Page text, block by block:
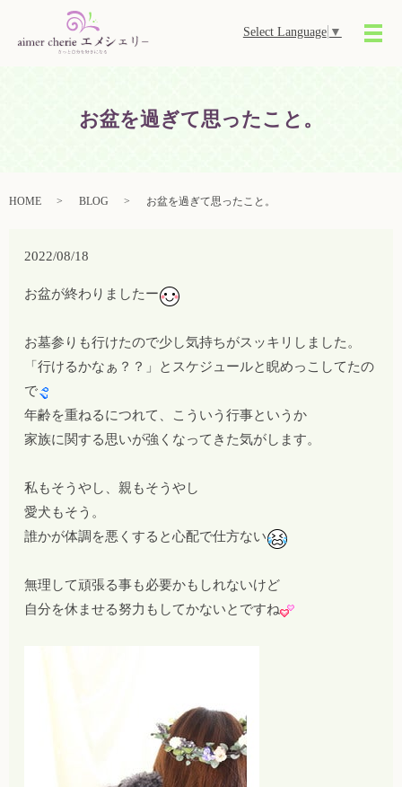
Select Language ▼
メ
お盆を過ぎて思ったこと。
HOME BLOG お盆を過ぎて思ったこと。
2022/08/18
お盆が終わりましたー
お墓参りも行けたので少し気持ちがスッキリしました。
「行けるかなぁ？？」とスケジュールと睨めっこしてたの
で
年齢を重ねるにつれて、こういう行事というか
家族に関する思いが強くなってきた気がします。
私もそうやし、親もそうやし
愛犬もそう。
誰かが体調を悪くすると心配で仕方ない
無理して頑張る事も必要かもしれないけど
自分を休ませる努力もしてかないとですね